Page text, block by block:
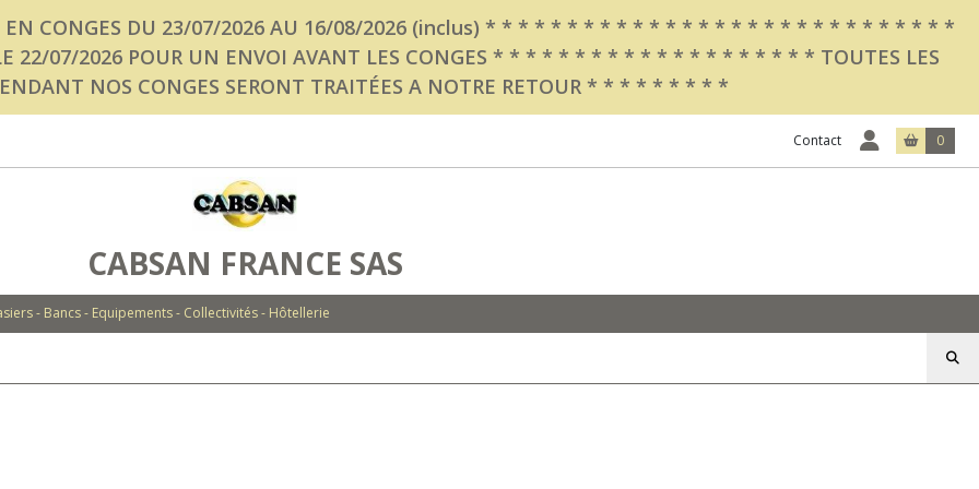
CONGES DU 23/07/2026 AU 16/08/2026 (inclus) * * * * * * * * * * * * * * * * * * * * * * * * * * * * *
LE 22/07/2026 POUR UN ENVOI AVANT LES CONGES * * * * * * * * * * * * * * * * * * * * TOUTES LES
NOS CONGES SERONT TRAITÉES A NOTRE RETOUR * * * * * * * * *
Contact 0
CABSAN FRANCE SAS
- Bancs - Equipements - Collectivités - Hôtellerie